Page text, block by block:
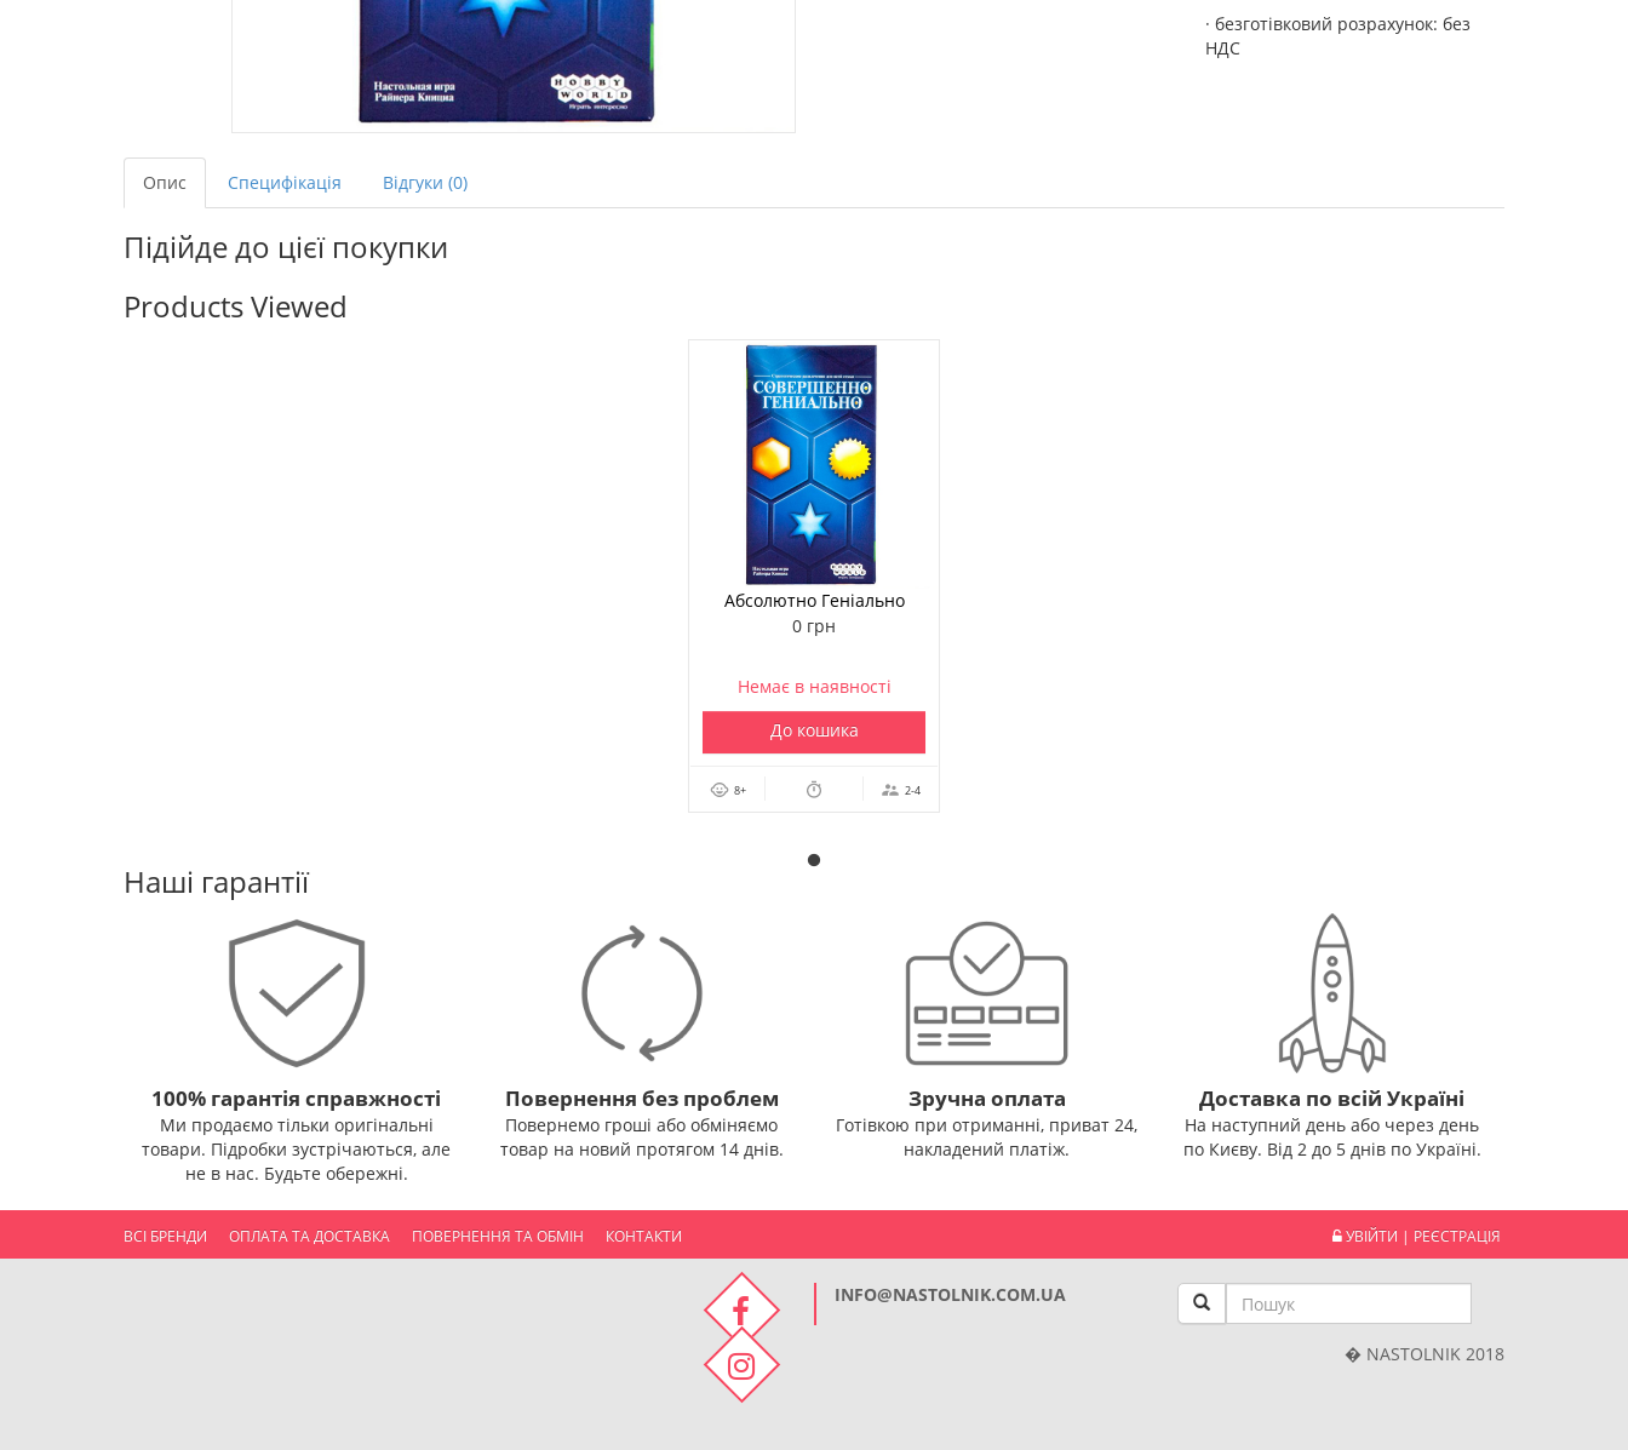
· безготівковий розрахунок: без
НДС
Опис Специфікація Відгуки (0)
Підійде до цієї покупки
Products Viewed
Абсолютно Геніально
0 грн
Немає в наявності
До кошика
8+ 2-4
Наші гарантії
100% гарантія справжності
Ми продаємо тільки оригінальні
товари. Підробки зустрічаються, але
не в нас. Будьте обережні.
Повернення без проблем
Повернемо гроші або обміняємо
товар на новий протягом 14 днів.
Зручна оплата
Готівкою при отриманні, приват 24,
накладений платіж.
Доставка по всій Україні
На наступний день або через день
по Києву. Від 2 до 5 днів по Україні.
ВСІ БРЕНДИ ОПЛАТА ТА ДОСТАВКА ПОВЕРНЕННЯ ТА ОБМІН КОНТАКТИ УВІЙТИ | РЕЄСТРАЦІЯ
INFO@NASTOLNIK.COM.UA
� NASTOLNIK 2018